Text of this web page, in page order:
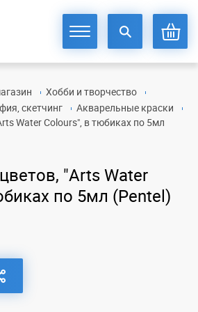
Хобби и творчество
скетчинг
Акварельные краски
Water Colours", в тюбиках по 5мл
"Arts Water
по 5мл (Pentel)